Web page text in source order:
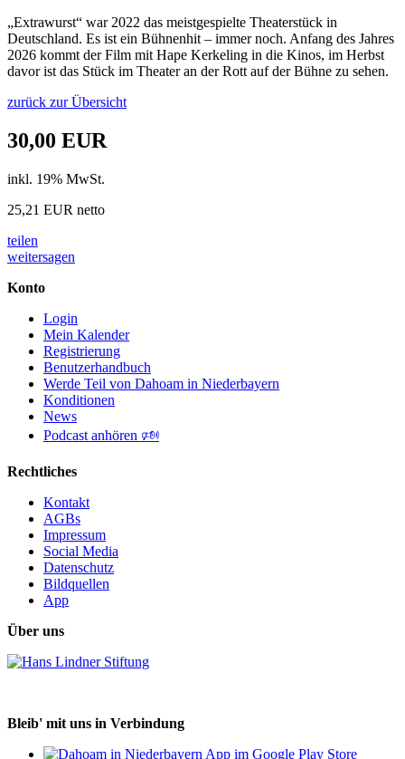
„Extrawurst“ war 2022 das meistgespielte Theaterstück in
Deutschland. Es ist ein Bühnenhit – immer noch. Anfang des Jahres
2026 kommt der Film mit Hape Kerkeling in die Kinos, im Herbst
davor ist das Stück im Theater an der Rott auf der Bühne zu sehen.
zurück zur Übersicht
30,00 EUR
inkl. 19% MwSt.
25,21 EUR netto
teilen
weitersagen
Konto
Login
Mein Kalender
Registrierung
Benutzerhandbuch
Werde Teil von Dahoam in Niederbayern
Konditionen
News
Podcast anhören 🕬
Rechtliches
Kontakt
AGBs
Impressum
Social Media
Datenschutz
Bildquellen
App
Über uns
Bleib' mit uns in Verbindung